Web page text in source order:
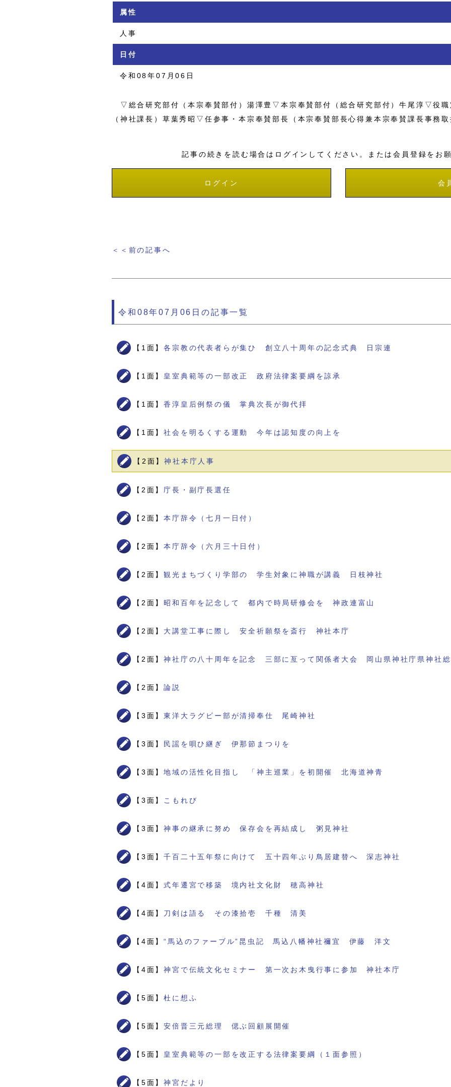
属性
人事
日付
令和08年07月06日
▽総合研究部付（本宗奉賛部付）湯澤豊▽本宗奉賛部付（総合研究部付）牛尾淳▽役職
（神社課長）草葉秀昭▽任参事・本宗奉賛部長（本宗奉賛部長心得兼本宗奉賛課長事務
記事の続きを読む場合はログインしてください。または会員登録をお
ログイン 会
＜＜前の記事へ
令和08年07月06日の記事一覧
【1面】各宗教の代表者らが集ひ 創立八十周年の記念式典 日宗連
【1面】 皇室典範等の一部改正 政府法律案要綱を諒承
【1面】香淳皇后例祭の儀 掌典次長が御代拝
【1面】社会を明るくする運動 今年は認知度の向上を
【2面】神社本庁人事
【2面】 庁長・副庁長選任
【2面】本庁辞令（七月一日付）
【2面】本庁辞令（六月三十日付）
【2面】観光まちづくり学部の 学生対象に神職が講義 日枝神社
【2面】 昭和百年を記念して 都内で時局研修会を 神政連富山
【2面】 大講堂工事に際し 安全祈願祭を斎行 神社本庁
【2面】神社庁の八十周年を記念 三部に亙って関係者大会 岡山県神社庁県神社
【2面】論説
【3面】東洋大ラグビー部が清掃奉仕 尾崎神社
【3面】 民謡を唄ひ継ぎ 伊那節まつりを
【3面】地域の活性化目指し 「神主巡業」を初開催 北海道神青
【3面】 こもれび
【3面】神事の継承に努め 保存会を再結成し 粥見神社
【3面】千百二十五年祭に向けて 五十四年ぶり鳥居建替へ 深志神社
【4面】式年遷宮で移築 境内社文化財 穂高神社
【4面】 刀剣は語る その漆拾壱 千種 清美
【4面】“馬込のファーブル”昆虫記 馬込八幡神社禰宜 伊藤 洋文
【4面】神宮で伝統文化セミナー 第一次お木曳行事に参加 神社本庁
【5面】杜に想ふ
【5面】安倍晋三元総理 偲ぶ回顧展開催
【5面】 皇室典範等の一部を改正する法律案要綱（１面参照）
【5面】神宮だより